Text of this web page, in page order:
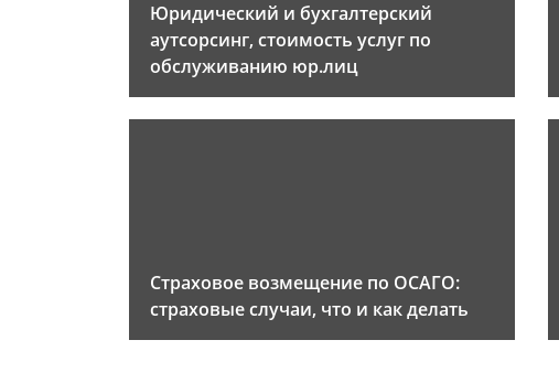
Юридический и бухгалтерский
аутсорсинг, стоимость услуг по
обслуживанию юр.лиц
Страховое возмещение по ОСАГО:
страховые случаи, что и как делать